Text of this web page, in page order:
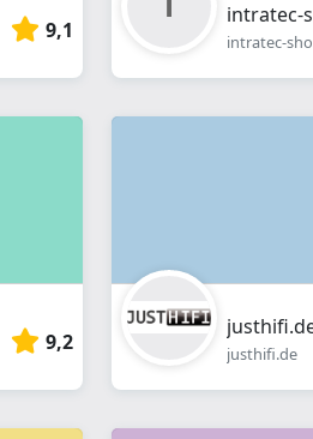
9,1
intratec-
intratec-
9,2 justhifi.de